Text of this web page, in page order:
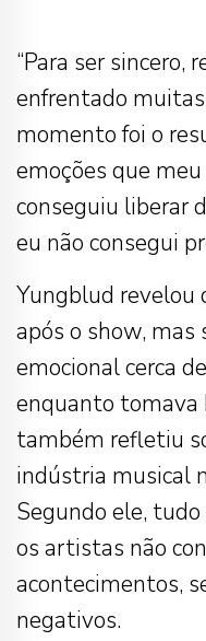
“Para ser sincero,
enfrentado
momento foi o
emoções que
conseguiu liberar
eu não consegui
Yungblud revelou
após o show, mas
emocional cerca
enquanto tomava
também refletiu
indústria musical
Segundo ele,
os artistas não
acontecimentos,
negativos.